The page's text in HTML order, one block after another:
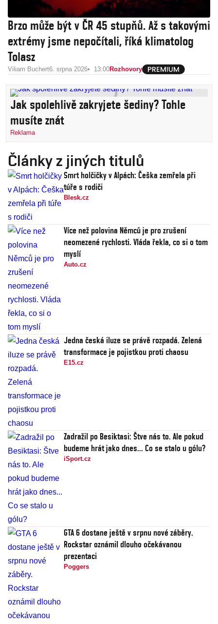
Brzo může být v ČR 45 stupňů. Až s takovými
extrémy jsme nepočítali, říká klimatolog
Tolasz
Viliam Buchert6. srpna 2026 13:00Rozhovory
Jak spolehlivě zakryjete šediny? Tohle
musíte znát
Reklama
Články z jiných titulů
Smrt holčičky v Alpách: Češka zemřela při
túře s rodiči
Blesk.cz
Více než polovina Němců je pro zrušení
neomezené rychlosti. Vláda řekla, co si o tom
myslí
Auto.cz
Jedna česká iluze se právě rozpadá. Zelená
transformace je pojistkou proti chaosu
E15.cz
Zadražil po Besiktasi: Štve nás to. Ale pokud
budeme hrát jako dnes... Co se stalo u gólu?
iSport.cz
GTA 6 dostane ještě v srpnu nové záběry.
Rockstar oznámil dlouho očekávanou
prezentaci
Poggers